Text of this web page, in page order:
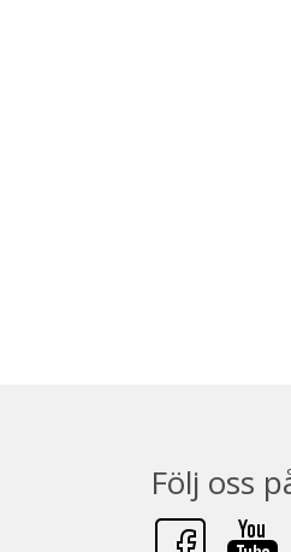
Följ oss